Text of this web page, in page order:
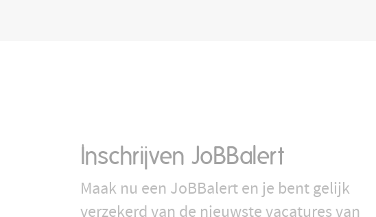
Inschrijven JoBBalert
Maak nu een JoBBalert en je bent gelijk
verzekerd van de nieuwste vacatures van